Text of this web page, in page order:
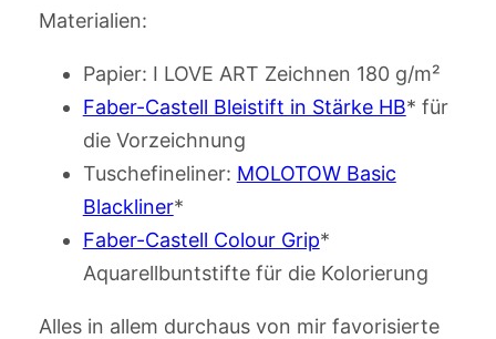
Materialien:
Papier: I LOVE ART Zeichnen 180 g/m²
Faber-Castell Bleistift in Stärke HB* für
die Vorzeichnung
Tuschefineliner: MOLOTOW Basic
Blackliner*
Faber-Castell Colour Grip*
Aquarellbuntstifte für die Kolorierung
Alles in allem durchaus von mir favorisierte